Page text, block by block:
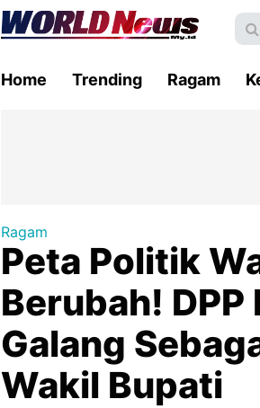
Home Trending Ragam
Ragam
Peta Politik
Berubah! DPP
Galang
Wakil Bupati